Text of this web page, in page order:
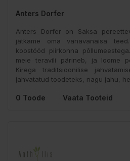
Anters Dorfer
Anters Dorfer on Saksa
jätkame oma vanavanaisa
koostööd piirkonna
meie teravili pärineb, ja loome
Kirega traditsioonilise
jahvatatud toodeteks, nagu jahu,
0 Toode Vaata Tooteid